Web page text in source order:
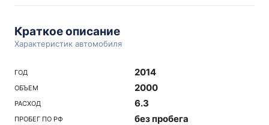
Краткое описание
Характеристик автомобиля
ГОД 2014
ОБЪЕМ 2000
РАСХОД 6.3
ПРОБЕГ ПО РФ без пробега